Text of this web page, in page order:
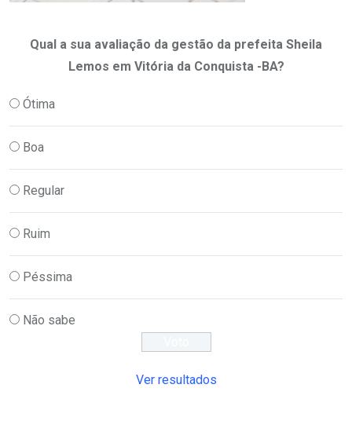
Qual a sua avaliação da gestão da prefeita Sheila
Lemos em Vitória da Conquista -BA?
Ótima
Boa
Regular
Ruim
Péssima
Não sabe
Ver resultados